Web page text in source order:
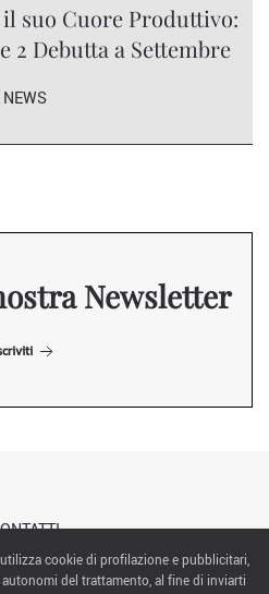
suo Cuore Produttivo:
2 Debutta a Settembre
NEWS
Newsletter
US
cookie di profilazione e pubblicitari,
del trattamento, al fine di inviarti